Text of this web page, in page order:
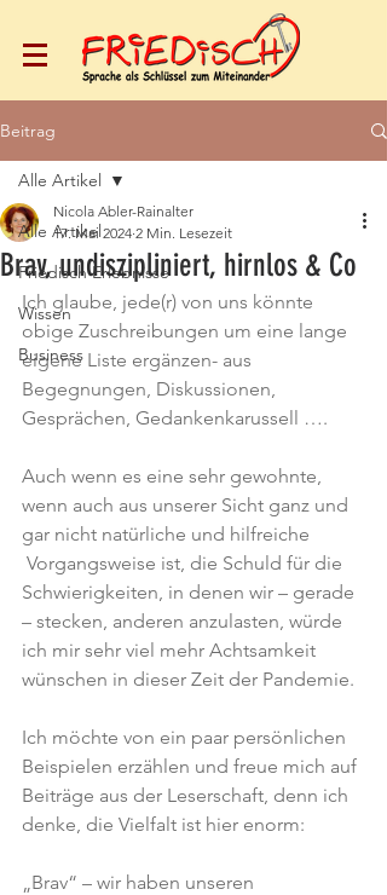
Beitrag
Alle Artikel
Friedisch Erlebnisse
Wissen
Business
Alle Artikel
Brav, undiszipliniert, hirnlos & Co
Nicola Abler-Rainalter
17. Mai 2024 2 Min. Lesezeit
Ich glaube, jede(r) von uns könnte
obige Zuschreibungen um eine lange
eigene Liste ergänzen- aus
Begegnungen, Diskussionen,
Gesprächen, Gedankenkarussell ….
Auch wenn es eine sehr gewohnte,
wenn auch aus unserer Sicht ganz und
gar nicht natürliche und hilfreiche
Vorgangsweise ist, die Schuld für die
Schwierigkeiten, in denen wir – gerade
– stecken, anderen anzulasten, würde
ich mir sehr viel mehr Achtsamkeit
wünschen in dieser Zeit der Pandemie.
Ich möchte von ein paar persönlichen
Beispielen erzählen und freue mich auf
Beiträge aus der Leserschaft, denn ich
denke, die Vielfalt ist hier enorm:
„Brav“ – wir haben unseren